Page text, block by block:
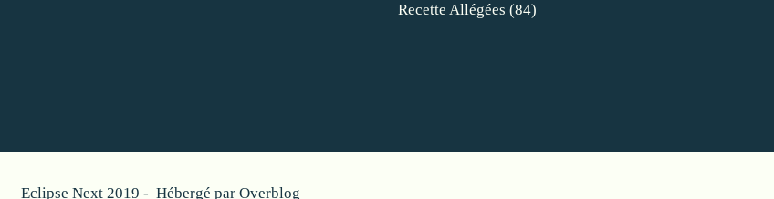
Recette Allégées (84)
Eclipse Next 2019 - Hébergé par Overblog